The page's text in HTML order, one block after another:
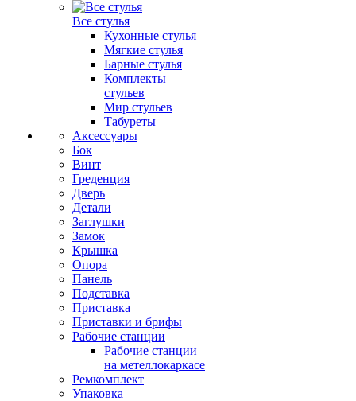
Все стулья
Кухонные стулья
Мягкие стулья
Барные стулья
Комплекты
стульев
Мир стульев
Табуреты
Аксессуары
Бок
Винт
Греденция
Дверь
Детали
Заглушки
Замок
Крышка
Опора
Панель
Подставка
Приставка
Приставки и брифы
Рабочие станции
Рабочие станции
на метеллокаркасе
Ремкомплект
Упаковка